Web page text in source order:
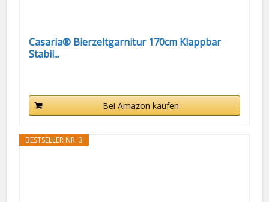
Casaria® Bierzeltgarnitur 170cm Klappbar
Stabil...
Bei Amazon kaufen
BESTSELLER NR. 3